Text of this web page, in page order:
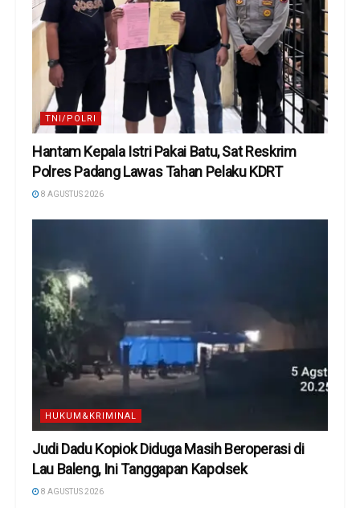
TNI/POLRI
Hantam Kepala Istri Pakai Batu, Sat Reskrim
Polres Padang Lawas Tahan Pelaku KDRT
8 AGUSTUS 2026
HUKUM&KRIMINAL
Judi Dadu Kopiok Diduga Masih Beroperasi di
Lau Baleng, Ini Tanggapan Kapolsek
8 AGUSTUS 2026